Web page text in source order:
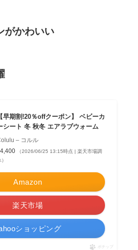
がかわいい
【早期割!20％offクーポン】 ベビーカ
シート 冬 秋冬 エアラブウォーム
– コルル
（2026/06/25 13:15時点 | 楽天市場調
Amazon
楽天市場
ショッピング
ポチップ